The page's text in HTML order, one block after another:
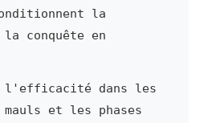
la
conquête en
l'efficacité dans les
et les phases